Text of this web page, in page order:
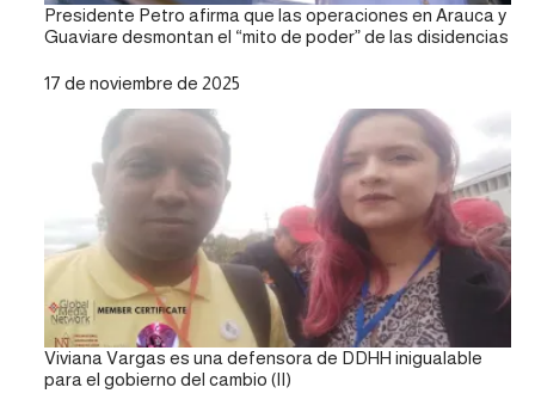
Presidente Petro afirma que las operaciones en Arauca y
Guaviare desmontan el “mito de poder” de las disidencias
Fecha
17 de noviembre de 2025
Viviana Vargas es una defensora de DDHH inigualable
para el gobierno del cambio (II)